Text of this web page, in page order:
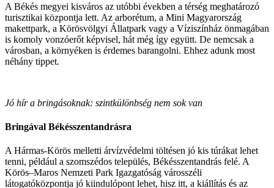
A Békés megyei kisváros az utóbbi években a térség meghatározó
turisztikai központja lett. Az arborétum, a Mini Magyarország
makettpark, a Körösvölgyi Állatpark vagy a Víziszínház önmagában
is komoly vonzóerőt képvisel, hát még így együtt. De nemcsak a
városban, a környéken is érdemes barangolni. Ehhez adunk most
néhány tippet.
Jó hír a bringásoknak: szintkülönbség nem sok van
Bringával Békésszentandrásra
A Hármas-Körös melletti árvízvédelmi töltésen jó kis túrákat lehet
tenni, például a szomszédos település, Békésszentandrás felé. A
Körös–Maros Nemzeti Park Igazgatóság városszéli
látogatóközpontja jó kiindulópont lehet, hisz itt, a kiállítás és az